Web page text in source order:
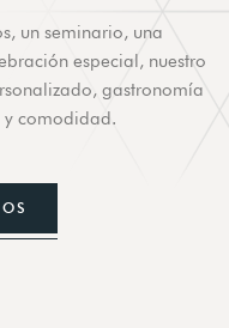
un seminario, una
especial, nuestro
gastronomía
comodidad.